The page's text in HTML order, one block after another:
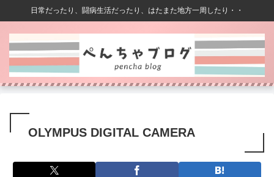
日常だったり、闘病生活だったり、はたまた地方一周したり・・
OLYMPUS DIGITAL CAMERA